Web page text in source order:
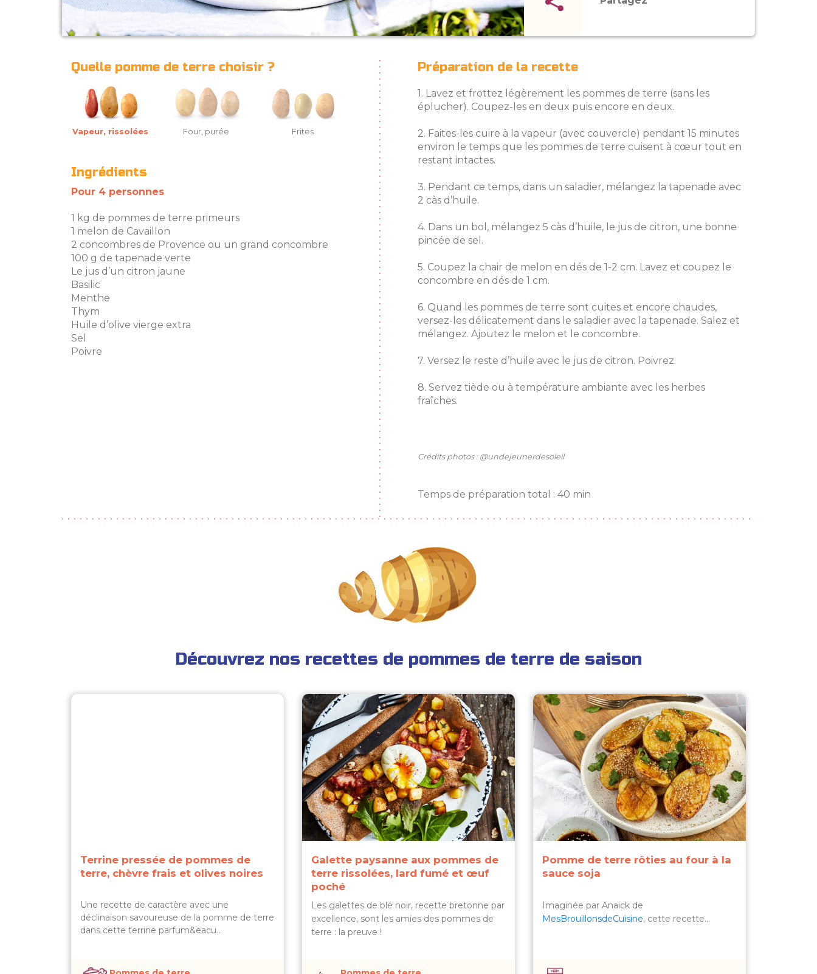
Quelle pomme de terre choisir ?
Vapeur, rissolées Four, purée Frites
Ingrédients
Pour 4 personnes
1 kg de pommes de terre primeurs
1 melon de Cavaillon
2 concombres de Provence ou un grand concombre
100 g de tapenade verte
Le jus d’un citron jaune
Basilic
Menthe
Thym
Huile d’olive vierge extra
Sel
Poivre
Préparation de la recette
1. Lavez et frottez légèrement les pommes de terre (sans les
éplucher). Coupez-les en deux puis encore en deux.
2. Faites-les cuire à la vapeur (avec couvercle) pendant 15 minutes
environ le temps que les pommes de terre cuisent à cœur tout en
restant intactes.
3. Pendant ce temps, dans un saladier, mélangez la tapenade avec
2 càs d’huile.
4. Dans un bol, mélangez 5 càs d’huile, le jus de citron, une bonne
pincée de sel.
5. Coupez la chair de melon en dés de 1-2 cm. Lavez et coupez le
concombre en dés de 1 cm.
6. Quand les pommes de terre sont cuites et encore chaudes,
versez-les délicatement dans le saladier avec la tapenade. Salez et
mélangez. Ajoutez le melon et le concombre.
7. Versez le reste d’huile avec le jus de citron. Poivrez.
8. Servez tiède ou à température ambiante avec les herbes
fraîches.
Crédits photos : @undejeunerdesoleil
Temps de préparation total : 40 min
Découvrez nos recettes de pommes de terre de saison
Terrine pressée de pommes de
terre, chèvre frais et olives noires
Une recette de caractère avec une
déclinaison savoureuse de la pomme de terre
dans cette terrine parfum&eacu…
Galette paysanne aux pommes de
terre rissolées, lard fumé et œuf
poché
Les galettes de blé noir, recette bretonne par
excellence, sont les amies des pommes de
terre : la preuve !
Pomme de terre rôties au four à la
sauce soja
Imaginée par Anaick de
MesBrouillonsdeCuisine, cette recette…